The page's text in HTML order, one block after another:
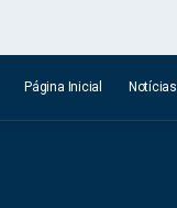
Página Inicial Notícias